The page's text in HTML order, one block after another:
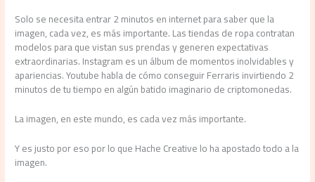
Solo se necesita entrar 2 minutos en internet para saber que la
imagen, cada vez, es más importante. Las tiendas de ropa contratan
modelos para que vistan sus prendas y generen expectativas
extraordinarias. Instagram es un álbum de momentos inolvidables y
apariencias. Youtube habla de cómo conseguir Ferraris invirtiendo 2
minutos de tu tiempo en algún batido imaginario de criptomonedas.
La imagen, en este mundo, es cada vez más importante.
Y es justo por eso por lo que Hache Creative lo ha apostado todo a la
imagen.